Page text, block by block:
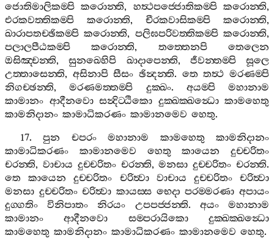
ජොතිමාලිකම‍්පි කරොන‍්ති, හත්‍ථපජ‍්ජොතිකම‍්පි කරොන‍්ති,
එරකවත‍්තිකම‍්පි
කරොන‍්ති, චීරකවාසිකම‍්පි කරොන‍්ති,
ඛාරාපතච‍්ඡිකම‍්පි කරොන‍්ති, පලිඝපරිවත‍්තිකම‍්පි කරොන‍්ති,
පලාලපීඨකම‍්පි
කරොන‍්ති, තත‍්තෙනපි
තෙලෙන
ඔසිඤ‍්චන‍්ති,සුනඛෙහිපි ඛාදාපෙන‍්ති, ජීවන‍්තම‍්පි
සූලෙ
උත‍්තාසෙන‍්ති, අසිනාපි සීසං ඡින්‍දන‍්ති. තෙ තත්‍ථ මරණම‍්පි
නිගච‍්ඡන‍්ති,මරණමත‍්තම‍්පි දුක‍්ඛං. අයම‍්පි
මහානාම
කාමානං ආදීනවො සන්‍දිට‍්ඨිකො දුක‍්ඛක‍්ඛන්‍ධො කාමහෙතු
කාමනිදානං කාමාධිකරණං කාමානමෙව හෙතු.
17.පුන චපරං මහානාම කාමහෙතු
කාමනිදානං
කාමාධිකරණං
කාමානමෙව හෙතු කායෙන
දුච‍්චරිතං
චරන‍්ති, වාචාය දුච‍්චරිතං චරන‍්ති,මනසා දුච‍්චරිතං චරන‍්ති.
තෙ
කායෙන දුච‍්චරිතං චරිත්‍වා වාචාය දුච‍්චරිතං
චරිත්‍වා
මනසා දුච‍්චරිතං චරිත්‍වා කායස‍්ස භෙදා පරම‍්මරණා අපායං
දුග‍්ගතිං
විනිපාතං නිරයං උපපජ‍්ජන‍්ති. අයං
මහානාම
කාමානං
ආදීනවො සම‍්පරායිකො
දුක‍්ඛක‍්ඛන්‍ධො
කාමහෙතු කාමනිදානං කාමාධිකරණං කාමානමෙව හෙතු.